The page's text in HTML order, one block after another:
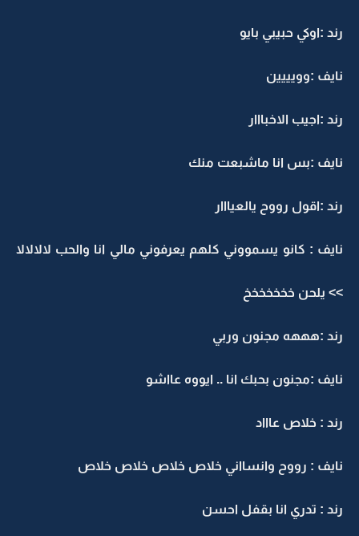
رند :اوكي حبيبي بايو
نايف :وويييين
رند :اجيب الاخبااار
نايف :بس انا ماشبعت منك
رند :اقول رووح يالعيااار
نايف : كانو يسمووني كلهم يعرفوني مالي انا والحب لالالالا
>> يلحن خخخخخخخ
رند :هههه مجنون وربي
نايف :مجنون بحبك انا .. ايووه عااشو
رند : خلاص عاااد
نايف : رووح وانسااني خلاص خلاص خلاص خلاص
رند : تدري انا بقفل احسن